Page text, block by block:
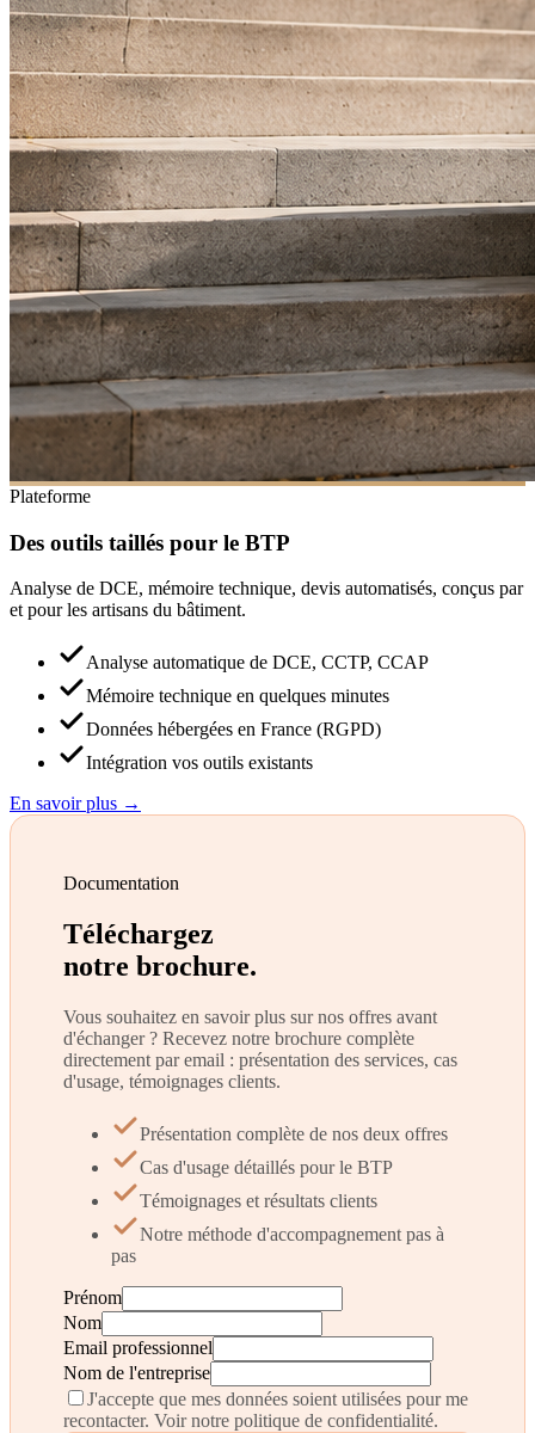
Plateforme
Des outils taillés pour le BTP
Analyse de DCE, mémoire technique, devis automatisés, conçus par
et pour les artisans du bâtiment.
Analyse automatique de DCE, CCTP, CCAP
Mémoire technique en quelques minutes
Données hébergées en France (RGPD)
Intégration vos outils existants
En savoir plus →
Documentation
Téléchargez
notre brochure.
Vous souhaitez en savoir plus sur nos offres avant
d'échanger ? Recevez notre brochure complète
directement par email : présentation des services, cas
d'usage, témoignages clients.
Présentation complète de nos deux offres
Cas d'usage détaillés pour le BTP
Témoignages et résultats clients
Notre méthode d'accompagnement pas à
pas
Prénom
Nom
Email professionnel
Nom de l'entreprise
J'accepte que mes données soient utilisées pour me
recontacter. Voir notre politique de confidentialité.